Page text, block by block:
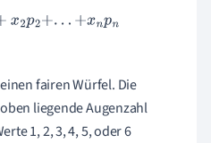
x 2p2+...+x n pn
fairen Würfel. Die
liegende Augenzahl
1, 2, 3, 4, 5, oder 6